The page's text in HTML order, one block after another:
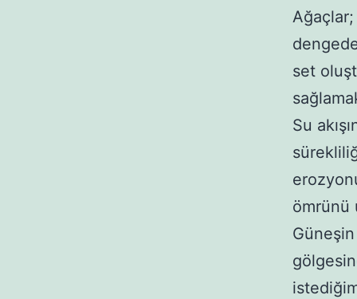
set
Su
ömrünü
Güneşin